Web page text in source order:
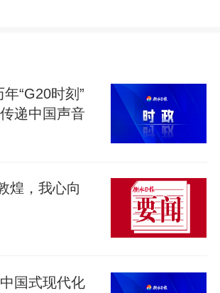
护能力和水平，守护好中华
宝和自然珍宝。
，习近平总书记念兹在
的这份珍贵财富世世代代
“G20时刻”
递中国声音
煌，我心向
国式现代化